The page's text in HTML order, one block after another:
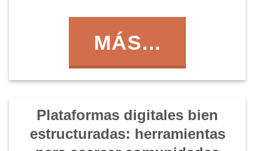
MÁS...
Plataformas digitales bien
estructuradas: herramientas